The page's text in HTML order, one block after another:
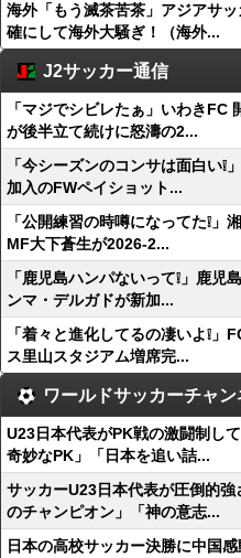
海外「もう滅茶苦茶」アジアサ
確にして海外大騒ぎ！（海外...
J2サッカー通信
「マジでシビレたぁ」いわきFC
が後半立て続けに怒濤の2...
「今シーズンのコンサは面白い
加入のFWペイショット...
「公開練習の時噂になってた❕
MF大下蒼生が2026-2...
「鹿児島ハンパないって❕」鹿
ンマ・デルガドが新加...
「着々と進化してるの凄いよ❕
ス里山スタジアム増席完...
ワールドサッカーチャン
U23日本代表がPK戦の激闘制し
奇妙なPK」「日本を追い詰...
サッカーU23日本代表が圧倒的
のチャンピオン」「神の意志...
日本の高校サッカー決勝に中国